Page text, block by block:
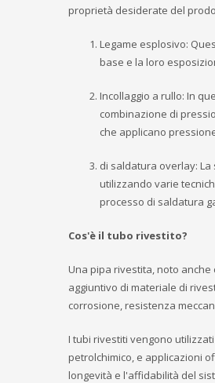
proprietà desiderate del
Legame esplosivo:
base e la loro
Incollaggio a rullo: In
combinazione di
che applicano
di saldatura overlay:
utilizzando varie
processo di saldatura
Cos'è il tubo rivestito?
Una pipa rivestita, noto anche
aggiuntivo di materiale di
corrosione, resistenza
I tubi rivestiti vengono
petrolchimico, e applicazioni
longevità e l'affidabilità del